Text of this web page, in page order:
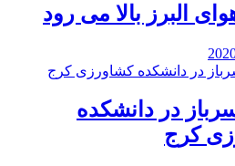
البرز بالا می رود
در دانشکده
کرج